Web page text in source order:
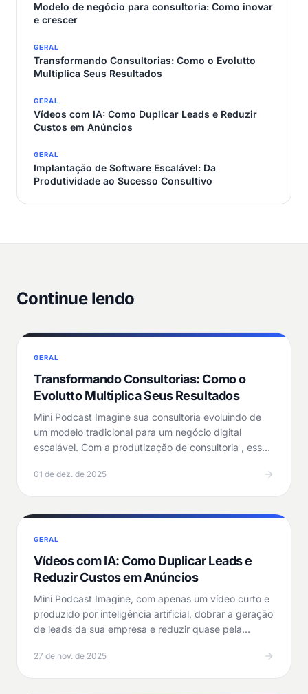
Modelo de negócio para consultoria: Como inovar
e crescer
GERAL
Transformando Consultorias: Como o Evolutto
Multiplica Seus Resultados
GERAL
Vídeos com IA: Como Duplicar Leads e Reduzir
Custos em Anúncios
GERAL
Implantação de Software Escalável: Da
Produtividade ao Sucesso Consultivo
Continue lendo
GERAL
Transformando Consultorias: Como o
Evolutto Multiplica Seus Resultados
Mini Podcast Imagine sua consultoria evoluindo de
um modelo tradicional para um negócio digital
escalável. Com a produtização de consultoria , esse
01 de dez. de 2025
GERAL
Vídeos com IA: Como Duplicar Leads e
Reduzir Custos em Anúncios
Mini Podcast Imagine, com apenas um vídeo curto e
produzido por inteligência artificial, dobrar a geração
de leads da sua empresa e reduzir quase pela…
27 de nov. de 2025